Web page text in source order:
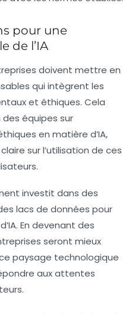
pour une
de l’IA
doivent mettre en
qui intègrent les
et éthiques. Cela
équipes sur
en matière d’IA,
sur l’utilisation de ces
investit dans des
lacs de données pour
En devenant des
seront mieux
paysage technologique
aux attentes